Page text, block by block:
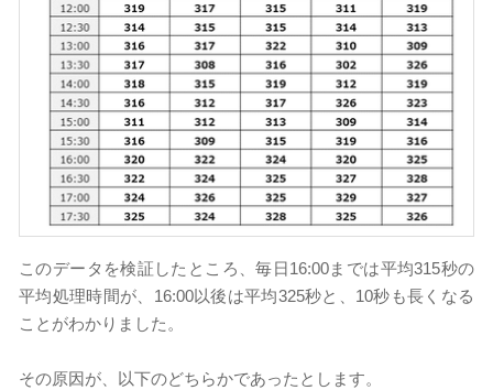
このデータを検証したところ、毎日16:00までは平均315秒の
平均処理時間が、16:00以後は平均325秒と、10秒も長くなる
ことがわかりました。
その原因が、以下のどちらかであったとします。